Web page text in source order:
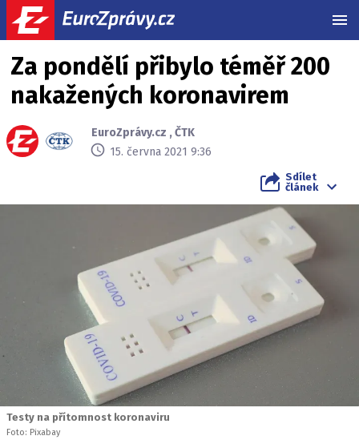
Za pondělí přibylo téměř 200
nakažených koronavirem
EuroZprávy.cz ,ČTK
15. června 2021 9:36
Sdílet
článek
Testy na přítomnost koronaviru
Foto: Pixabay